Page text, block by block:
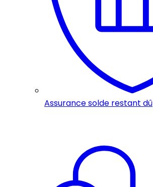
Assurance solde restant dû